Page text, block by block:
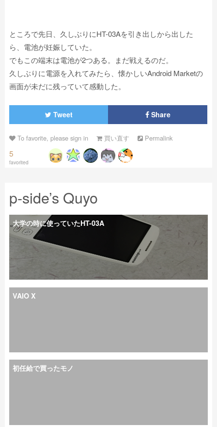
ところで先日、久しぶりにHT-03Aを引き出しから出した
ら、電池が妊娠していた。
でもこの端末は電池が2つある。まだ戦えるのだ。
久しぶりに電源を入れてみたら、懐かしいAndroid Marketの
画面が未だに残っていて感動した。
Tweet Share
To favorite, please sign in 買い直す Permalink
5
favorited
p-side’s Quyo
大学の時に使っていたHT-03A
VAIO X
初任給で買ったモノ